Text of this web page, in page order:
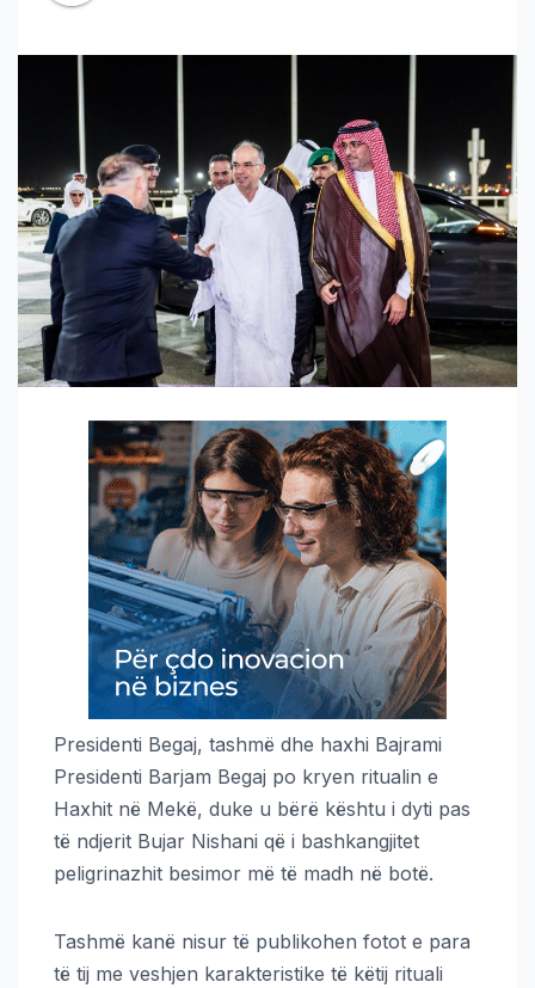
Presidenti Begaj, tashmë dhe haxhi Bajrami
Presidenti Barjam Begaj po kryen ritualin e
Haxhit në Mekë, duke u bërë kështu i dyti pas
të ndjerit Bujar Nishani që i bashkangjitet
peligrinazhit besimor më të madh në botë.
Tashmë kanë nisur të publikohen fotot e para
të tij me veshjen karakteristike të këtij rituali